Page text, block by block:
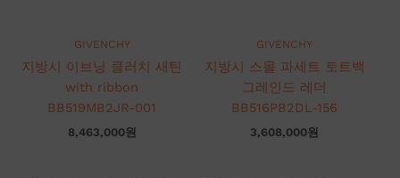
GIVENCHY
지방시 이브닝 클러치 새틴
with ribbon
BB519MB2JR-001
8,463,000원
GIVENCHY
지방시 스몰 파세트 토트백
그레인드 레더
BB516PB2DL-156
3,608,000원